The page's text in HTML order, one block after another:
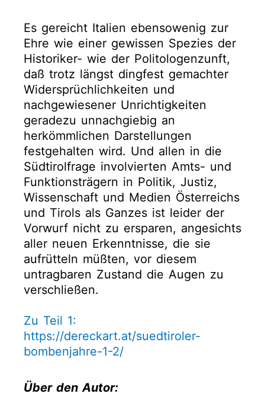
Es gereicht Italien ebensowenig zur
Ehre wie einer gewissen Spezies der
Historiker- wie der Politologenzunft,
daß trotz längst dingfest gemachter
Widersprüchlichkeiten und
nachgewiesener Unrichtigkeiten
geradezu unnachgiebig an
herkömmlichen Darstellungen
festgehalten wird. Und allen in die
Südtirolfrage involvierten Amts- und
Funktionsträgern in Politik, Justiz,
Wissenschaft und Medien Österreichs
und Tirols als Ganzes ist leider der
Vorwurf nicht zu ersparen, angesichts
aller neuen Erkenntnisse, die sie
aufrütteln müßten, vor diesem
untragbaren Zustand die Augen zu
verschließen.
Zu Teil 1:
https://dereckart.at/suedtiroler-
bombenjahre-1-2/
Über den Autor: